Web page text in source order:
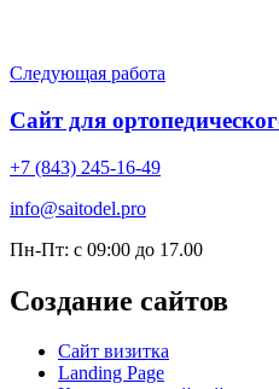
Следующая работа
Сайт для
+7 (843) 245-16-49
info@saitodel.pro
Пн-Пт: с 09:00 до 17.00
Создание сайтов
Сайт визитка
Landing Page